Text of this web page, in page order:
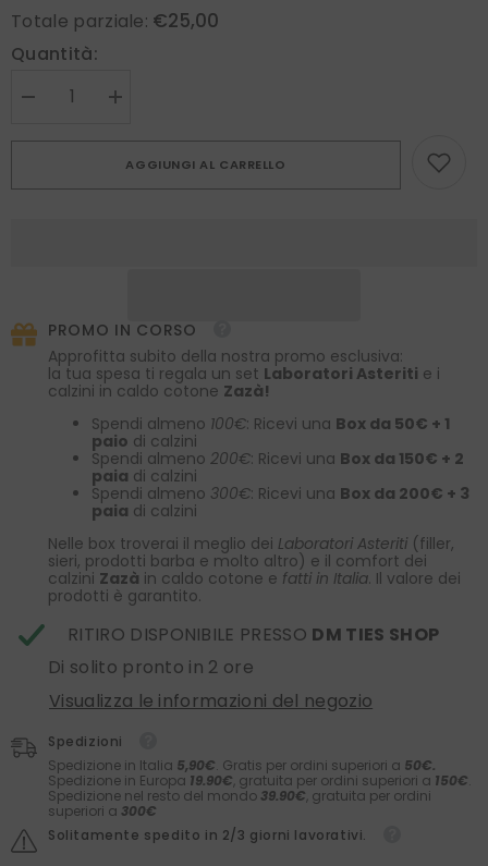
Totale parziale: €25,00
Quantità:
Diminuire
fiore
Aumenta
Piccolo
fiore
AGGIUNGI AL CARRELLO
PROMO IN CORSO
Approfitta subito della nostra promo esclusiva:
la tua spesa ti regala un set Laboratori Asteriti e i
calzini in caldo cotone Zazà!
Spendi almeno 100€: Ricevi una Box da 50€ + 1
paio di calzini
Spendi almeno 200€: Ricevi una Box da 150€ + 2
paia di calzini
Spendi almeno 300€: Ricevi una Box da 200€ + 3
paia di calzini
Nelle box troverai il meglio dei Laboratori Asteriti (filler,
sieri, prodotti barba e molto altro) e il comfort dei
calzini Zazà in caldo cotone e fatti in Italia. Il valore dei
prodotti è garantito.
RITIRO DISPONIBILE PRESSO DM TIES SHOP
Di solito pronto in 2 ore
Visualizza le informazioni del negozio
Spedizioni
Spedizione in Italia 5,90€. Gratis per ordini superiori a 50€.
Spedizione in Europa 19.90€, gratuita per ordini superiori a 150€.
Spedizione nel resto del mondo 39.90€, gratuita per ordini
superiori a 300€
Solitamente spedito in 2/3 giorni lavorativi.